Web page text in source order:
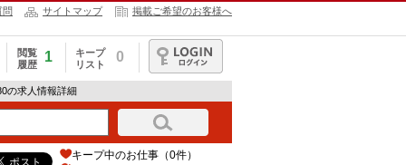
問 サイトマップ 掲載ご希望のお客様へ
閲覧
履歴
1
キープ
リスト
0
ログイン
の求人情報詳細
キープ中のお仕事（0件）